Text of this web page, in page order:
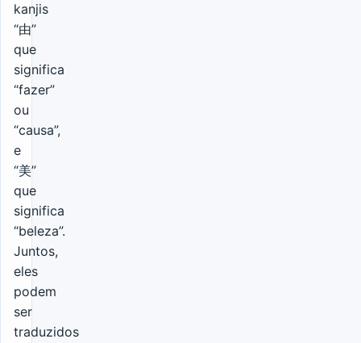
kanjis
“由”
que
significa
“fazer”
ou
“causa”,
e
“美”
que
significa
“beleza”.
Juntos,
eles
podem
ser
traduzidos